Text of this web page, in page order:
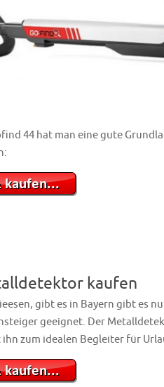
44 hat man eine gute
kaufen
gibt es in Bayern gibt es
geeignet. Der
zum idealen Begleiter für